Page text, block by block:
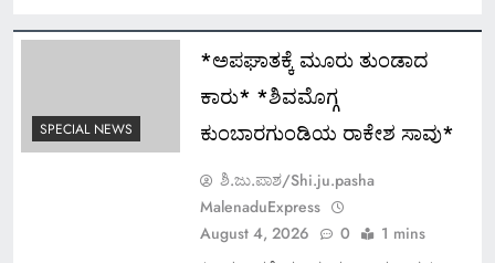
SPECIAL NEWS
*ಅಪಘಾತಕ್ಕೆ ಮೂರು ತುಂಡಾದ
ಕಾರು* *ಶಿವಮೊಗ್ಗ
ಕುಂಬಾರಗುಂಡಿಯ ರಾಕೇಶ ಸಾವು*
ಶಿ.ಜು.ಪಾಶ/Shi.ju.pasha
MalenaduExpress
August 4, 2026
0 1 mins